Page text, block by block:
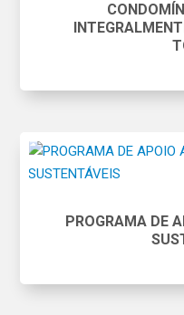
PROGRAMA DE